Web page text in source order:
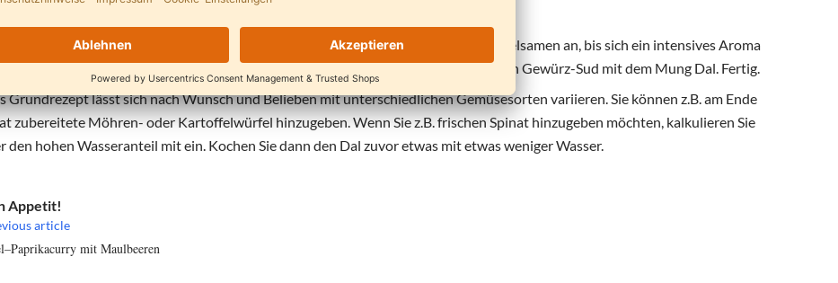
Gewürz-Sud:
Sie das Ghee bei mittlerer Hitze in einem Topf. Rösten Sie darin die Kreuzkümmelsamen an, bis sich ein intensives Aroma
Geben Sie nun das Fünfgewürz und das Steinsalz hinzu. Vermischen Sie nun den Gewürz-Sud mit dem Mung Dal. Fertig.
Grundrezept lässt sich nach Wunsch und Belieben mit unterschiedlichen Gemüsesorten variieren. Sie können z.B. am Ende
zubereitete Möhren- oder Kartoffelwürfel hinzugeben. Wenn Sie z.B. frischen Spinat hinzugeben möchten, kalkulieren Sie
den hohen Wasseranteil mit ein. Kochen Sie dann den Dal zuvor etwas mit etwas weniger Wasser.
Appetit!
article
mit Maulbeeren